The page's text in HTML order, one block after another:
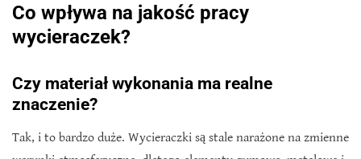
Co wpływa na jakość pracy
wycieraczek?
Czy materiał wykonania ma realne
znaczenie?
Tak, i to bardzo duże. Wycieraczki są stale narażone na zmienne